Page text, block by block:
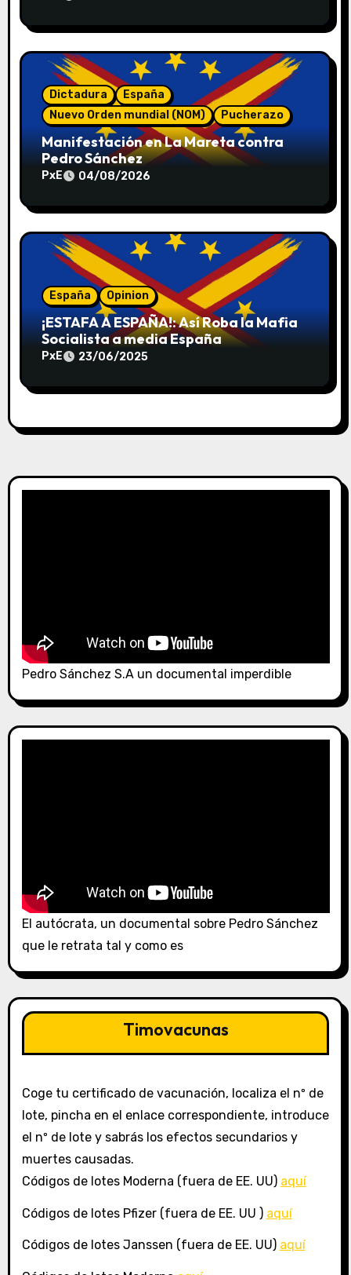
t
r
d
a
Dictadura
España
Nuevo Orden mundial (NOM)
Pucherazo
Manifestación en La Mareta contra
Pedro Sánchez
PxE 04/08/2026
España Opinion
¡ESTAFA A ESPAÑA!: Así Roba la Mafia
Socialista a media España
PxE 23/06/2025
Pedro Sánchez S.A un documental imperdible
El autócrata, un documental sobre Pedro Sánchez
que le retrata tal y como es
Timovacunas
Coge tu certificado de vacunación, localiza el nº de
lote, pincha en el enlace correspondiente, introduce
el nº de lote y sabrás los efectos secundarios y
muertes causadas.
Códigos de lotes Moderna (fuera de EE. UU) aquí
Códigos de lotes Pfizer (fuera de EE. UU ) aquí
Códigos de lotes Janssen (fuera de EE. UU) aquí